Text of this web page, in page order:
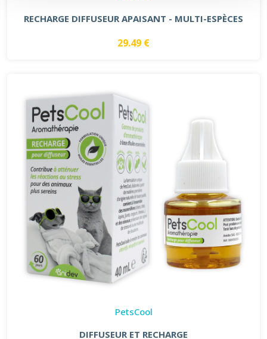
RECHARGE DIFFUSEUR APAISANT - MULTI-ESPÈCES
29.49 €
PetsCool
DIFFUSEUR ET RECHARGE